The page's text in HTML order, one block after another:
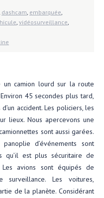
dashcam, embarquée,
, vidéosurveillance,
un camion lourd sur la route
45 secondes plus tard,
accident. Les policiers, les
lieux. Nous apercevons une
sont aussi garées.
d’événements sont
qu’il est plus sécuritaire de
avions sont équipés de
surveillance. Les voitures,
de la planète. Considérant